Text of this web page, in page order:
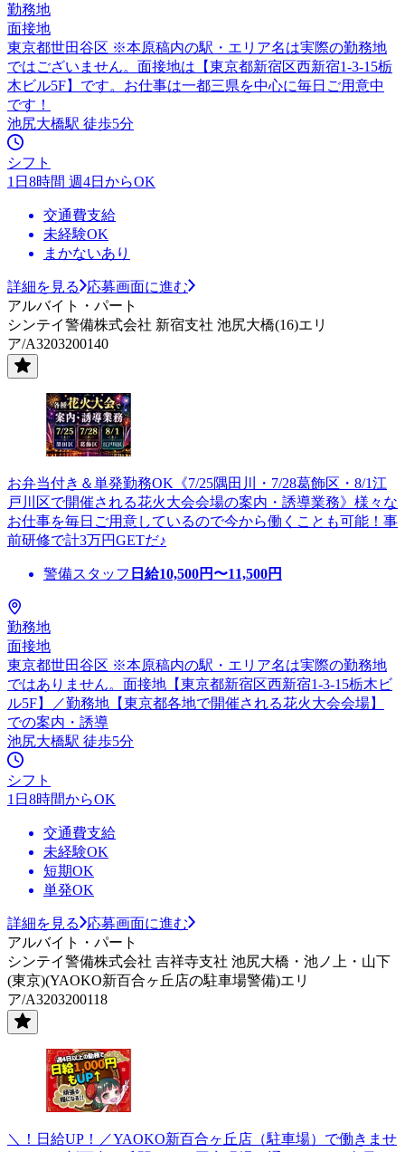
勤務地
面接地
東京都世田谷区 ※本原稿内の駅・エリア名は実際の勤務地
ではございません。面接地は【東京都新宿区西新宿1-3-15栃
木ビル5F】です。お仕事は一都三県を中心に毎日ご用意中
です！
池尻大橋駅 徒歩5分
シフト
1日8時間 週4日からOK
交通費支給
未経験OK
まかないあり
詳細を見る
応募画面に進む
アルバイト・パート
シンテイ警備株式会社 新宿支社 池尻大橋(16)エリ
ア/A3203200140
お弁当付き＆単発勤務OK《7/25隅田川・7/28葛飾区・8/1江
戸川区で開催される花火大会会場の案内・誘導業務》様々な
お仕事を毎日ご用意しているので今から働くことも可能！事
前研修で計3万円GETだ♪
警備スタッフ 日給10,500円〜11,500円
勤務地
面接地
東京都世田谷区 ※本原稿内の駅・エリア名は実際の勤務地
ではありません。面接地【東京都新宿区西新宿1-3-15栃木ビ
ル5F】／勤務地【東京都各地で開催される花火大会会場】
での案内・誘導
池尻大橋駅 徒歩5分
シフト
1日8時間からOK
交通費支給
未経験OK
短期OK
単発OK
詳細を見る
応募画面に進む
アルバイト・パート
シンテイ警備株式会社 吉祥寺支社 池尻大橋・池ノ上・山下
(東京)(YAOKO新百合ヶ丘店の駐車場警備)エリ
ア/A3203200118
＼！日給UP！／YAOKO新百合ヶ丘店（駐車場）で働きませ